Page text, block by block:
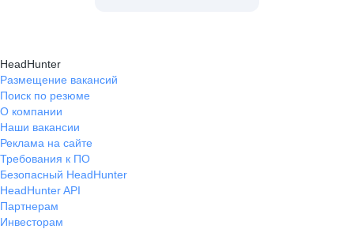
HeadHunter
Размещение вакансий
Поиск по резюме
О компании
Наши вакансии
Реклама на сайте
Требования к ПО
Безопасный HeadHunter
HeadHunter API
Партнерам
Инвесторам